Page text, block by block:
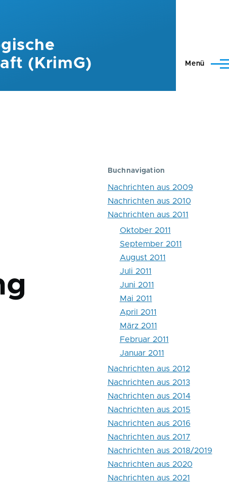
(KrimG)
Menü
Buchnavigation
Nachrichten aus 2009
Nachrichten aus 2010
Nachrichten aus 2011
Oktober 2011
September 2011
August 2011
Juli 2011
Juni 2011
Mai 2011
April 2011
März 2011
Februar 2011
Januar 2011
Nachrichten aus 2012
Nachrichten aus 2013
Nachrichten aus 2014
Nachrichten aus 2015
Nachrichten aus 2016
Nachrichten aus 2017
Nachrichten aus 2018/2019
Nachrichten aus 2020
Nachrichten aus 2021